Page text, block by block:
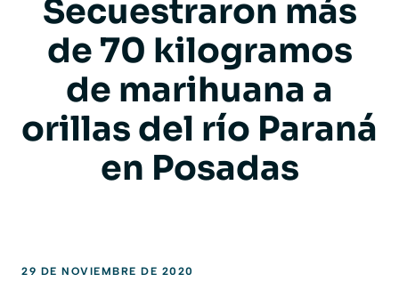
Secuestraron más
de 70 kilogramos
de marihuana a
orillas del río Paraná
en Posadas
29 DE NOVIEMBRE DE 2020